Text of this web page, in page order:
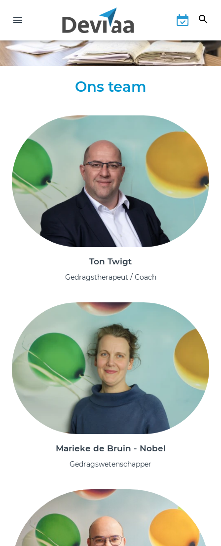
Ons team
Ton Twigt
Gedragstherapeut / Coach
Marieke de Bruin - Nobel
Gedragswetenschapper